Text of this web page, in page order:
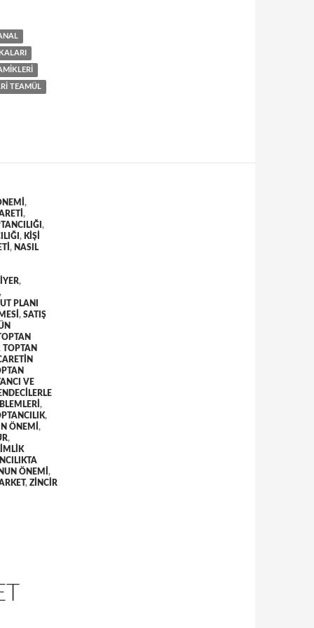
TEAMÜL
,
,
,
, KIŞI
, NASIL
,
,
PLANI
, SATIŞ
TOPTAN
VE
,
,
ÖNEMI ,
,
ÖNEMI ,
, ZINCIR